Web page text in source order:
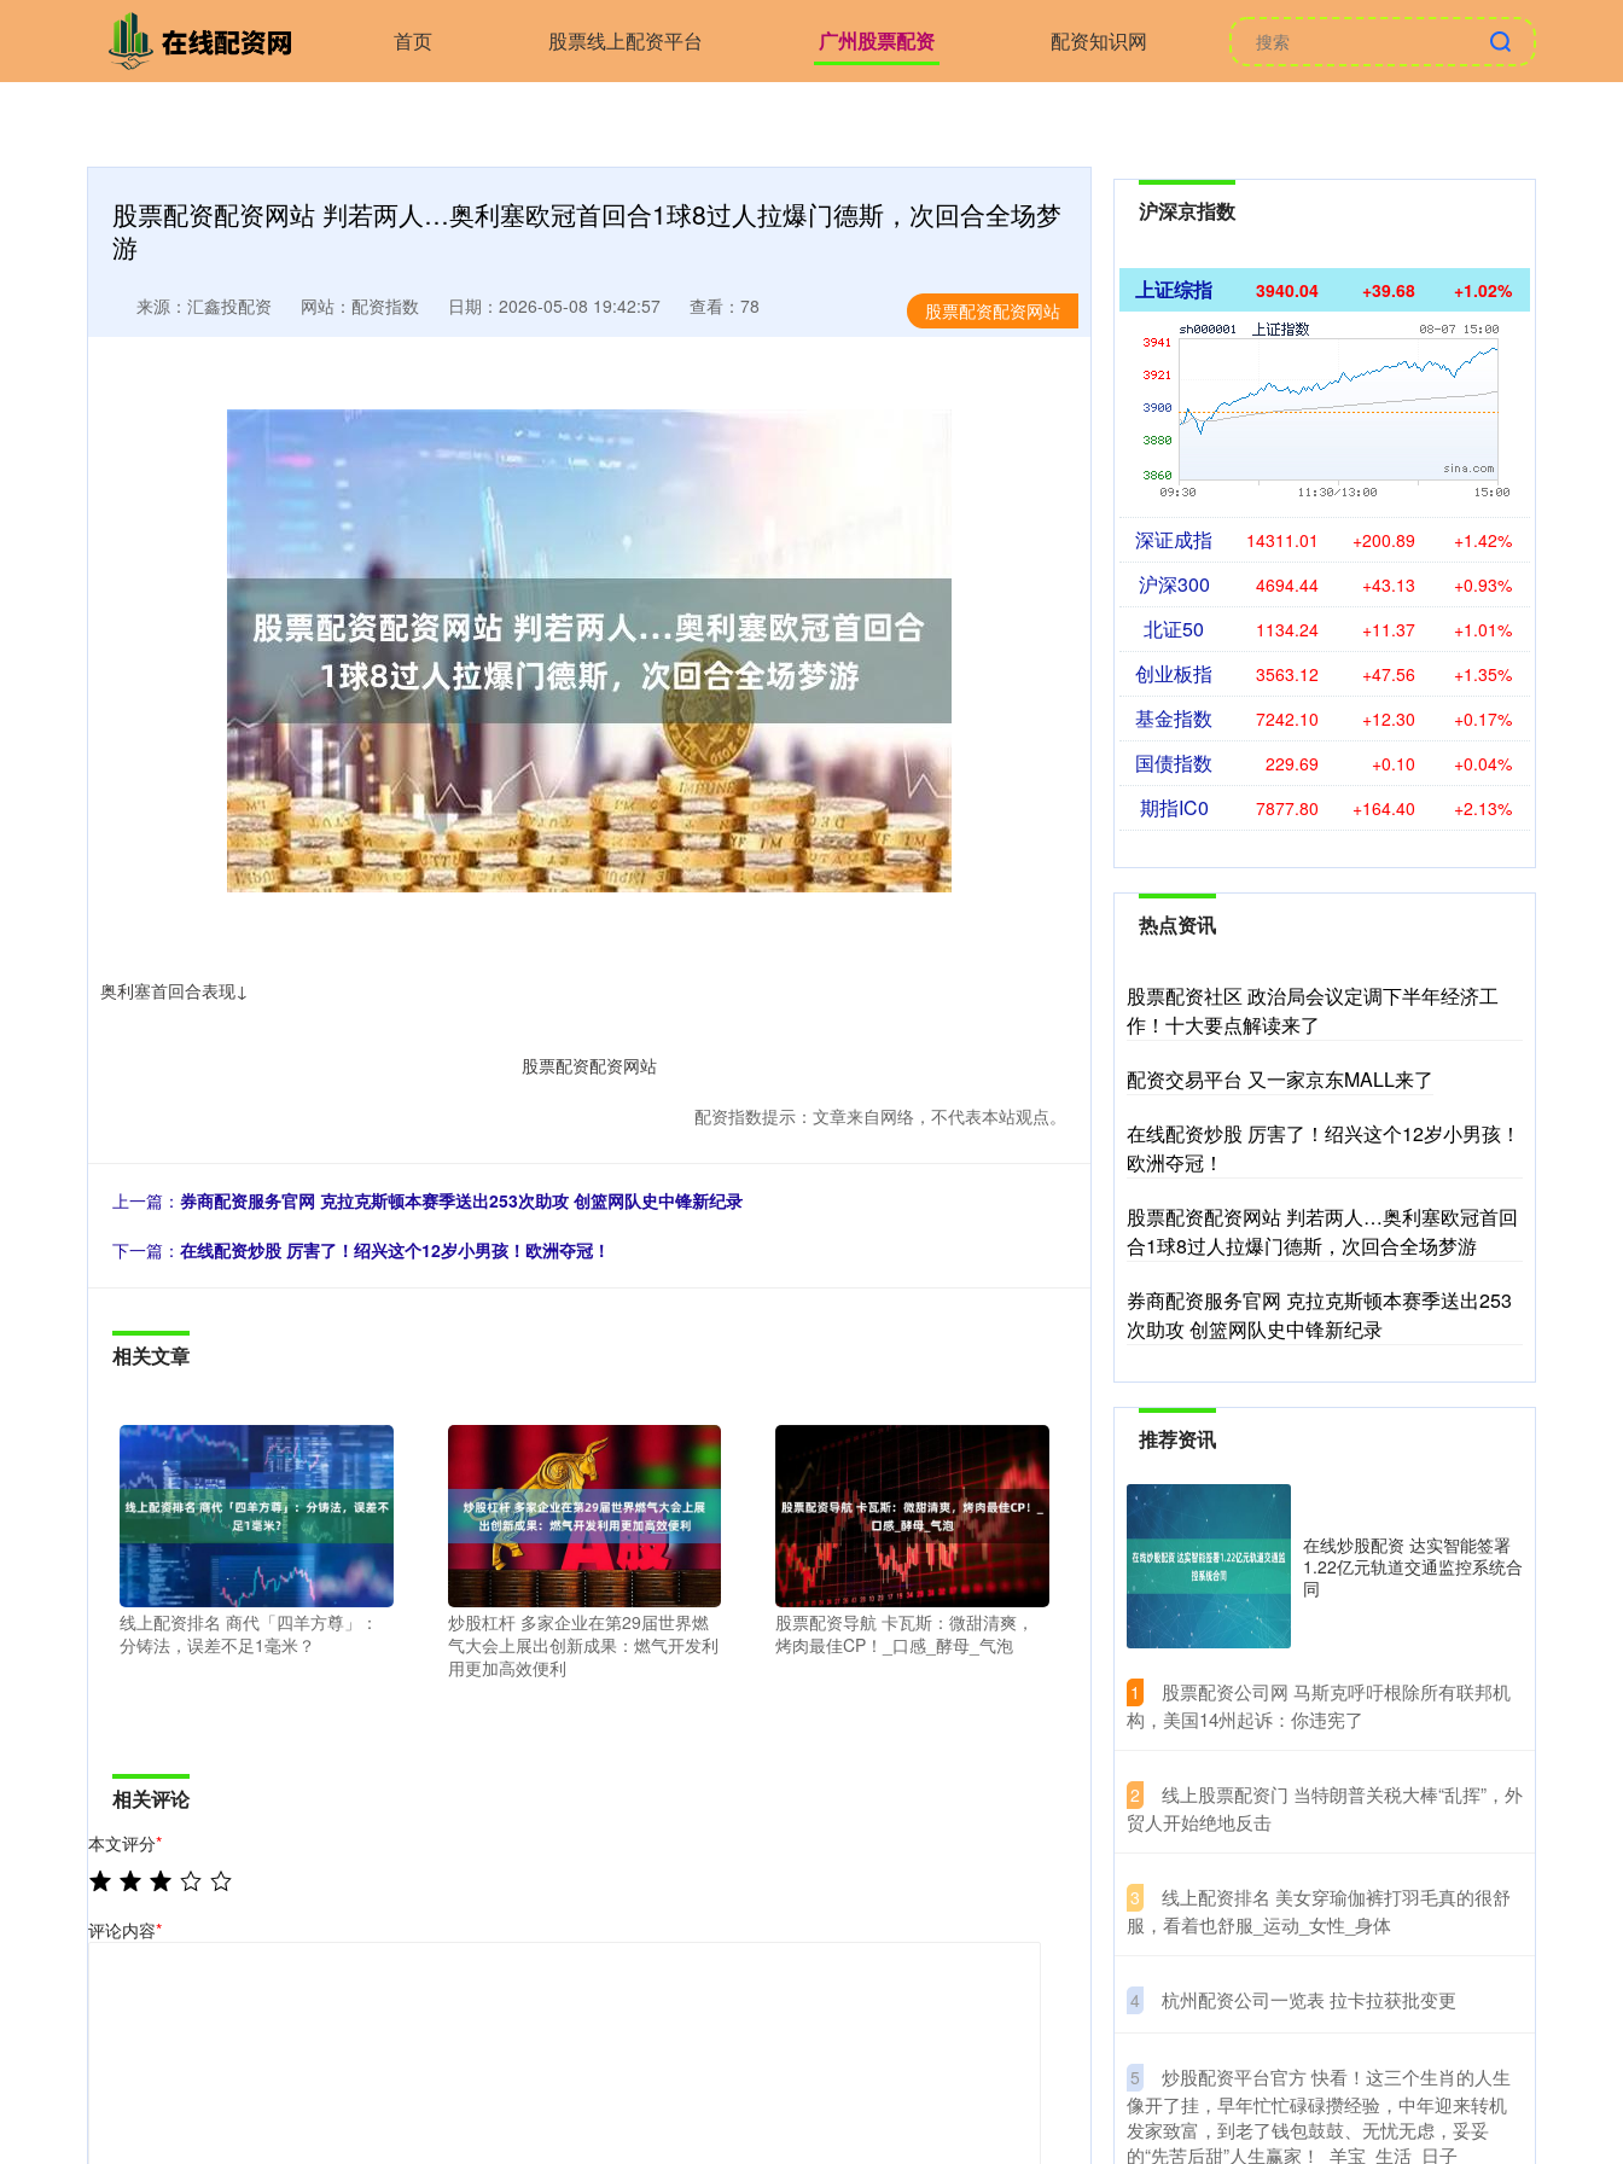
首页 股票线上配资平台 广州股票配资 配资知识网
股票配资配资网站 判若两人…奥利塞欧冠首回合1球8过人拉爆门德斯，次回合全场梦
游
股票配资配资网站
来源：汇鑫投配资 网站：配资指数 日期：2026-05-08 19:42:57 查看：78
奥利塞首回合表现↓
股票配资配资网站
配资指数提示：文章来自网络，不代表本站观点。
上一篇： 券商配资服务官网 克拉克斯顿本赛季送出253次助攻 创篮网队史中锋新纪录
下一篇： 在线配资炒股 厉害了！绍兴这个12岁小男孩！欧洲夺冠！
相关文章
线上配资排名 商代「四羊方尊」：
分铸法，误差不足1毫米？
炒股杠杆 多家企业在第29届世界燃
气大会上展出创新成果：燃气开发利
用更加高效便利
股票配资导航 卡瓦斯：微甜清爽，
烤肉最佳CP！_口感_酵母_气泡
相关评论
本文评分*
评论内容*
沪深京指数
上证综指 3940.04 +39.68 +1.02%
深证成指 14311.01 +200.89 +1.42%
沪深300 4694.44 +43.13 +0.93%
北证50 1134.24 +11.37 +1.01%
创业板指 3563.12 +47.56 +1.35%
基金指数 7242.10 +12.30 +0.17%
国债指数 229.69 +0.10 +0.04%
期指IC0 7877.80 +164.40 +2.13%
热点资讯
股票配资社区 政治局会议定调下半年经济工
作！十大要点解读来了
配资交易平台 又一家京东MALL来了
在线配资炒股 厉害了！绍兴这个12岁小男孩！
欧洲夺冠！
股票配资配资网站 判若两人…奥利塞欧冠首回
合1球8过人拉爆门德斯，次回合全场梦游
券商配资服务官网 克拉克斯顿本赛季送出253
次助攻 创篮网队史中锋新纪录
推荐资讯
在线炒股配资 达实智能签署
1.22亿元轨道交通监控系统合
同
1
​股票配资公司网 马斯克呼吁根除所有联邦机
构，美国14州起诉：你违宪了
2
​线上股票配资门 当特朗普关税大棒“乱挥”，外
贸人开始绝地反击
3
​线上配资排名 美女穿瑜伽裤打羽毛真的很舒
服，看着也舒服_运动_女性_身体
4 ​杭州配资公司一览表 拉卡拉获批变更
5
​炒股配资平台官方 快看！这三个生肖的人生
像开了挂，早年忙忙碌碌攒经验，中年迎来转机
发家致富，到老了钱包鼓鼓、无忧无虑，妥妥
的“先苦后甜”人生赢家！_羊宝_生活_日子